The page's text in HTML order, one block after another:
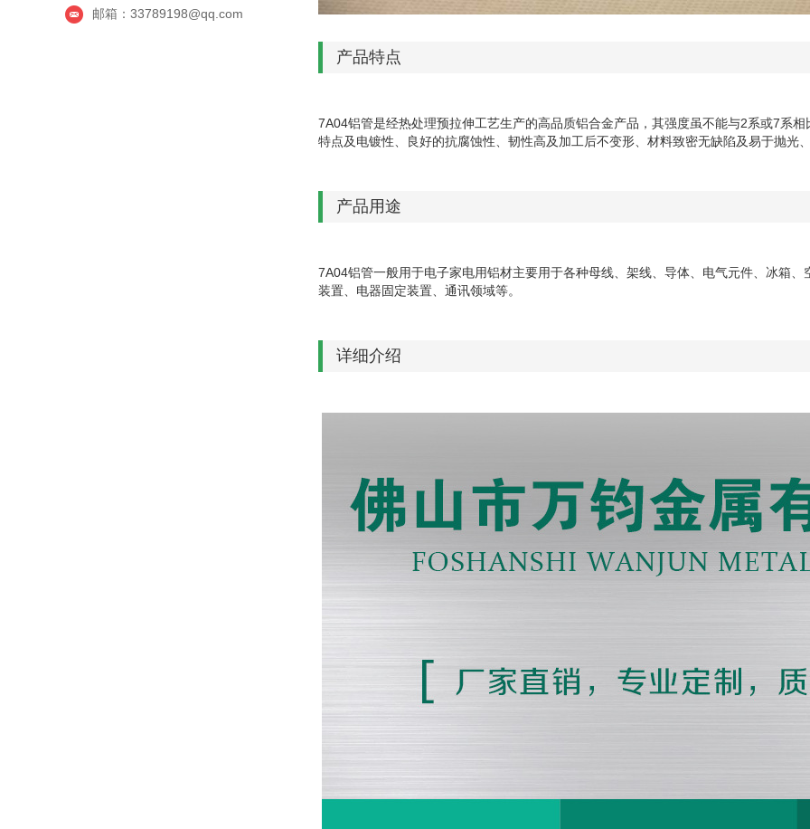
邮箱：33789198@qq.com
产品特点
7A04铝管是经热处理预拉伸工艺生产的高品质铝合金产品，其强度虽不能与2系或7系
特点及电镀性、良好的抗腐蚀性、韧性高及加工后不变形、材料致密无缺陷及易于抛光
产品用途
7A04铝管一般用于电子家电用铝材主要用于各种母线、架线、导体、电气元件、冰箱
装置、电器固定装置、通讯领域等。
详细介绍